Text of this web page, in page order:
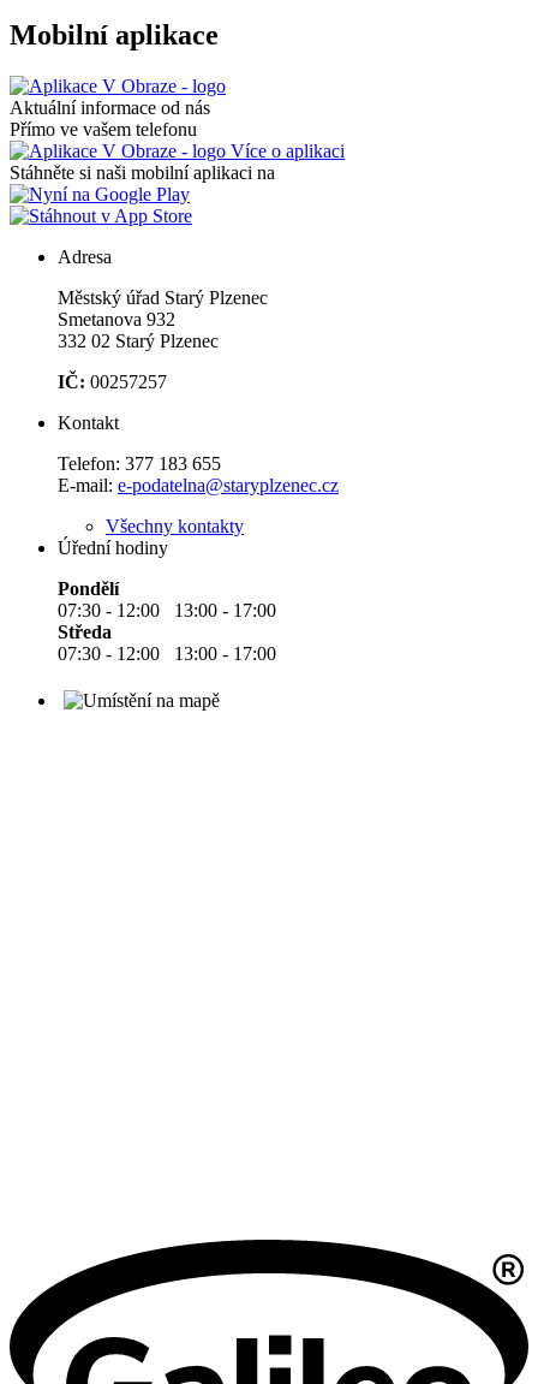
Mobilní aplikace
Aktuální informace od nás
Přímo ve vašem telefonu
Více o aplikaci
Stáhněte si naši mobilní aplikaci na
Adresa
Městský úřad Starý Plzenec
Smetanova 932
332 02 Starý Plzenec
IČ: 00257257
Kontakt
Telefon: 377 183 655
E-mail: e-podatelna@staryplzenec.cz
Všechny kontakty
Úřední hodiny
Pondělí
07:30 - 12:00 13:00 - 17:00
Středa
07:30 - 12:00 13:00 - 17:00